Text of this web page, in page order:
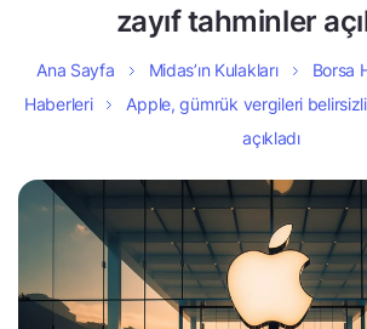
zayıf tahminler
Ana Sayfa Midas’ın Kulakları Borsa
Haberleri
Apple, gümrük vergileri
açıkladı